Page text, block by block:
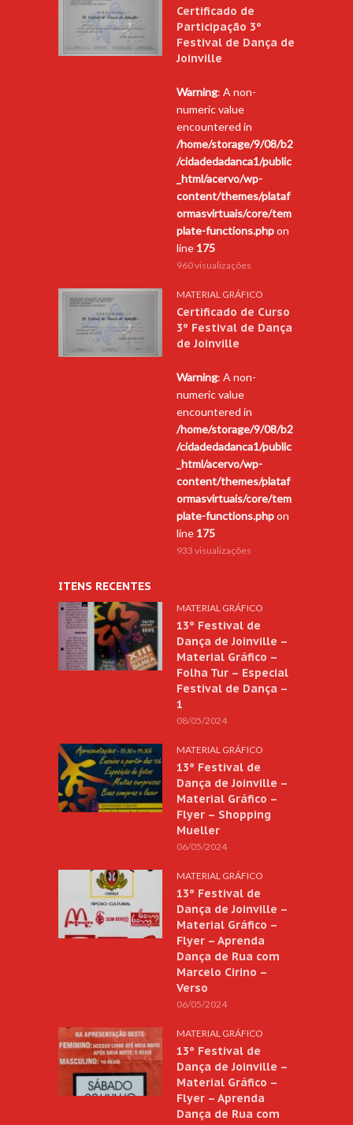
Certificado de
Participação 3º
Festival de Dança de
Joinville
Warning: A non-
numeric value
encountered in
/home/storage/9/08/b2
/cidadedadanca1/public
_html/acervo/wp-
content/themes/plataf
ormasvirtuais/core/tem
plate-functions.phpon
line 175
960 visualizações
MATERIAL GRÁFICO
Certificado de Curso
3º Festival de Dança
de Joinville
Warning: A non-
numeric value
encountered in
/home/storage/9/08/b2
/cidadedadanca1/public
_html/acervo/wp-
content/themes/plataf
ormasvirtuais/core/tem
plate-functions.phpon
line 175
933 visualizações
ITENS RECENTES
MATERIAL GRÁFICO
13º Festival de
Dança de Joinville –
Material Gráfico –
Folha Tur – Especial
Festival de Dança –
1
08/05/2024
MATERIAL GRÁFICO
13º Festival de
Dança de Joinville –
Material Gráfico –
Flyer – Shopping
Mueller
06/05/2024
MATERIAL GRÁFICO
13º Festival de
Dança de Joinville –
Material Gráfico –
Flyer – Aprenda
Dança de Rua com
Marcelo Cirino –
Verso
06/05/2024
MATERIAL GRÁFICO
13º Festival de
Dança de Joinville –
Material Gráfico –
Flyer – Aprenda
Dança de Rua com